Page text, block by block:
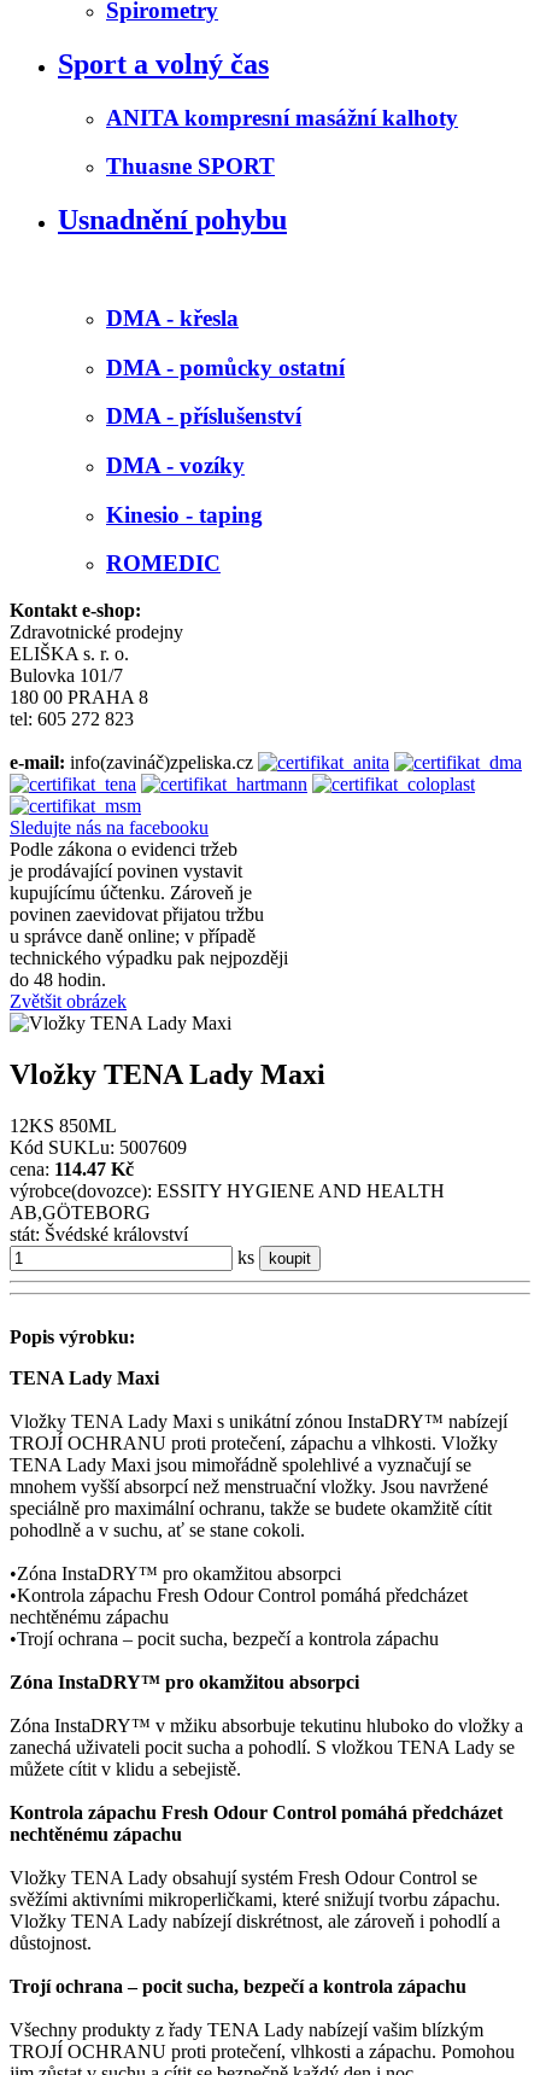
Spirometry
Sport a volný čas
ANITA kompresní masážní kalhoty
Thuasne SPORT
Usnadnění pohybu
DMA - křesla
DMA - pomůcky ostatní
DMA - příslušenství
DMA - vozíky
Kinesio - taping
ROMEDIC
Kontakt e-shop:
Zdravotnické prodejny
ELIŠKA s. r. o.
Bulovka 101/7
180 00 PRAHA 8
tel: 605 272 823
e-mail: info(zavináč)zpeliska.cz
Sledujte nás na facebooku
Podle zákona o evidenci tržeb
je prodávající povinen vystavit
kupujícímu účtenku. Zároveň je
povinen zaevidovat přijatou tržbu
u správce daně online; v případě
technického výpadku pak nejpozději
do 48 hodin.
Zvětšit obrázek
Vložky TENA Lady Maxi
12KS 850ML
Kód SUKLu: 5007609
cena: 114.47 Kč
výrobce(dovozce): ESSITY HYGIENE AND HEALTH
AB,GÖTEBORG
stát: Švédské království
ks
koupit
Popis výrobku:
TENA Lady Maxi
Vložky TENA Lady Maxi s unikátní zónou InstaDRY™ nabízejí
TROJÍ OCHRANU proti protečení, zápachu a vlhkosti. Vložky
TENA Lady Maxi jsou mimořádně spolehlivé a vyznačují se
mnohem vyšší absorpcí než menstruační vložky. Jsou navržené
speciálně pro maximální ochranu, takže se budete okamžitě cítit
pohodlně a v suchu, ať se stane cokoli.
•Zóna InstaDRY™ pro okamžitou absorpci
•Kontrola zápachu Fresh Odour Control pomáhá předcházet
nechtěnému zápachu
•Trojí ochrana – pocit sucha, bezpečí a kontrola zápachu
Zóna InstaDRY™ pro okamžitou absorpci
Zóna InstaDRY™ v mžiku absorbuje tekutinu hluboko do vložky a
zanechá uživateli pocit sucha a pohodlí. S vložkou TENA Lady se
můžete cítit v klidu a sebejistě.
Kontrola zápachu Fresh Odour Control pomáhá předcházet
nechtěnému zápachu
Vložky TENA Lady obsahují systém Fresh Odour Control se
svěžími aktivními mikroperličkami, které snižují tvorbu zápachu.
Vložky TENA Lady nabízejí diskrétnost, ale zároveň i pohodlí a
důstojnost.
Trojí ochrana – pocit sucha, bezpečí a kontrola zápachu
Všechny produkty z řady TENA Lady nabízejí vašim blízkým
TROJÍ OCHRANU proti protečení, vlhkosti a zápachu. Pomohou